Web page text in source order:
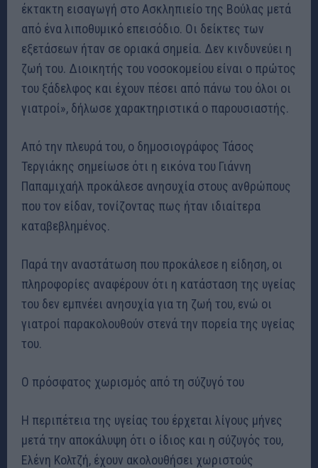
έκτακτη εισαγωγή στο Ασκληπιείο της Βούλας μετά
από ένα λιποθυμικό επεισόδιο. Οι δείκτες των
εξετάσεων ήταν σε οριακά σημεία. Δεν κινδυνεύει η
ζωή του. Διοικητής του νοσοκομείου είναι ο πρώτος
του ξάδελφος και έχουν πέσει από πάνω του όλοι οι
γιατροί», δήλωσε χαρακτηριστικά ο παρουσιαστής.
Από την πλευρά του, ο δημοσιογράφος Τάσος
Τεργιάκης σημείωσε ότι η εικόνα του Γιάννη
Παπαμιχαήλ προκάλεσε ανησυχία στους ανθρώπους
που τον είδαν, τονίζοντας πως ήταν ιδιαίτερα
καταβεβλημένος.
Παρά την αναστάτωση που προκάλεσε η είδηση, οι
πληροφορίες αναφέρουν ότι η κατάσταση της υγείας
του δεν εμπνέει ανησυχία για τη ζωή του, ενώ οι
γιατροί παρακολουθούν στενά την πορεία της υγείας
του.
Ο πρόσφατος χωρισμός από τη σύζυγό του
Η περιπέτεια της υγείας του έρχεται λίγους μήνες
μετά την αποκάλυψη ότι ο ίδιος και η σύζυγός του,
Ελένη Κολτζή, έχουν ακολουθήσει χωριστούς